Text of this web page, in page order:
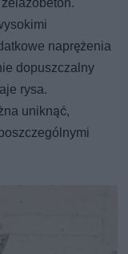
naprężenia
dopuszczalny
rysa.
uniknąć,